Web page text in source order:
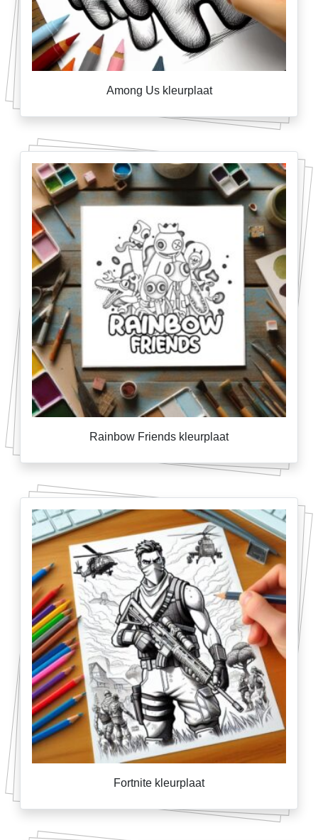
Among Us kleurplaat
Rainbow Friends kleurplaat
Fortnite kleurplaat